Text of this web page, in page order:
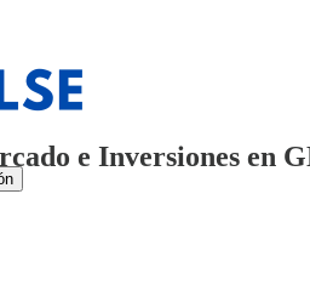
e Inversiones en